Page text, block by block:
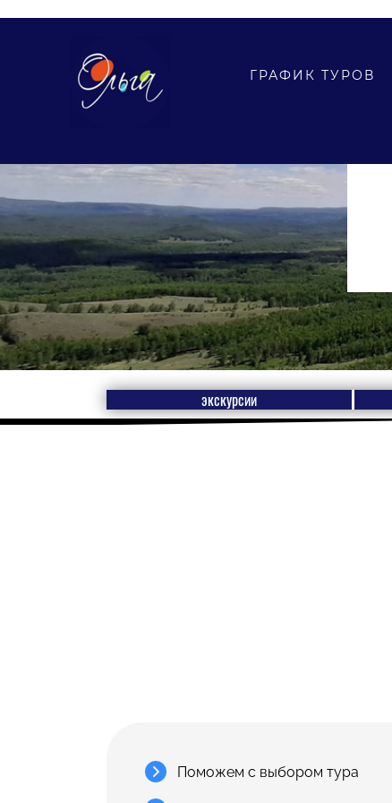
ГРАФИК ТУРОВ
экскурсии
Поможем с выбором тура